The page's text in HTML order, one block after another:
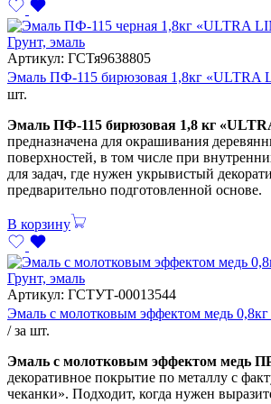
Грунт, эмаль
Артикул: ГСТя9638805
Эмаль ПФ-115 бирюзовая 1,8кг «ULTRA
шт.
Эмаль ПФ-115 бирюзовая 1,8 кг
предназначена для окрашивания
поверхностей, в том числе при
для задач, где нужен укрывистый
предварительно подготовленной основе.
В корзину
Грунт, эмаль
Артикул: ГСТУТ-00013544
Эмаль с молотковым эффектом медь
/ за шт.
Эмаль с молотковым эффектом медь
декоративное покрытие по металлу с
чеканки». Подходит, когда нужен